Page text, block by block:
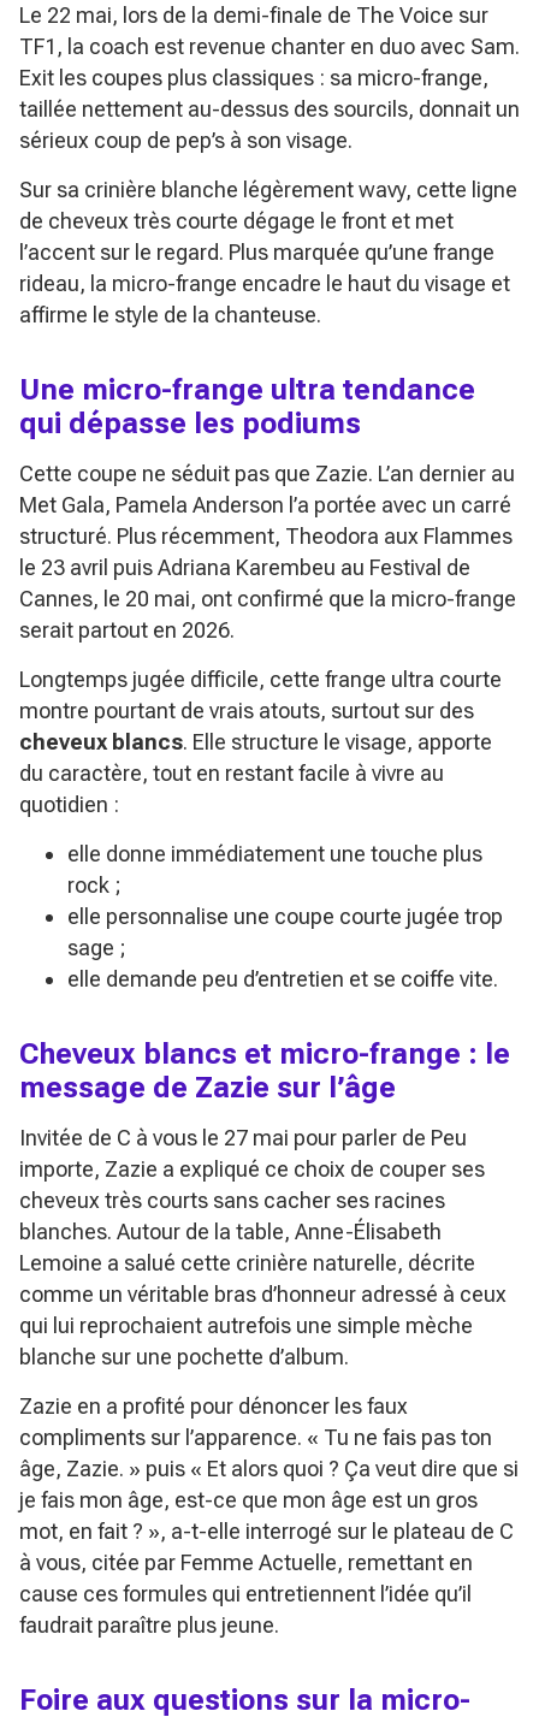
Le 22 mai, lors de la demi-finale de The Voice sur
TF1, la coach est revenue chanter en duo avec Sam.
Exit les coupes plus classiques : sa micro-frange,
taillée nettement au-dessus des sourcils, donnait un
sérieux coup de pep’s à son visage.
Sur sa crinière blanche légèrement wavy, cette ligne
de cheveux très courte dégage le front et met
l’accent sur le regard. Plus marquée qu’une frange
rideau, la micro-frange encadre le haut du visage et
affirme le style de la chanteuse.
Une micro-frange ultra tendance
qui dépasse les podiums
Cette coupe ne séduit pas que Zazie. L’an dernier au
Met Gala, Pamela Anderson l’a portée avec un carré
structuré. Plus récemment, Theodora aux Flammes
le 23 avril puis Adriana Karembeu au Festival de
Cannes, le 20 mai, ont confirmé que la micro-frange
serait partout en 2026.
Longtemps jugée difficile, cette frange ultra courte
montre pourtant de vrais atouts, surtout sur des
cheveux blancs. Elle structure le visage, apporte
du caractère, tout en restant facile à vivre au
quotidien :
elle donne immédiatement une touche plus
rock ;
elle personnalise une coupe courte jugée trop
sage ;
elle demande peu d’entretien et se coiffe vite.
Cheveux blancs et micro-frange : le
message de Zazie sur l’âge
Invitée de C à vous le 27 mai pour parler de Peu
importe, Zazie a expliqué ce choix de couper ses
cheveux très courts sans cacher ses racines
blanches. Autour de la table, Anne-Élisabeth
Lemoine a salué cette crinière naturelle, décrite
comme un véritable bras d’honneur adressé à ceux
qui lui reprochaient autrefois une simple mèche
blanche sur une pochette d’album.
Zazie en a profité pour dénoncer les faux
compliments sur l’apparence. « Tu ne fais pas ton
âge, Zazie. » puis « Et alors quoi ? Ça veut dire que si
je fais mon âge, est-ce que mon âge est un gros
mot, en fait ? », a-t-elle interrogé sur le plateau de C
à vous, citée par Femme Actuelle, remettant en
cause ces formules qui entretiennent l’idée qu’il
faudrait paraître plus jeune.
Foire aux questions sur la micro-